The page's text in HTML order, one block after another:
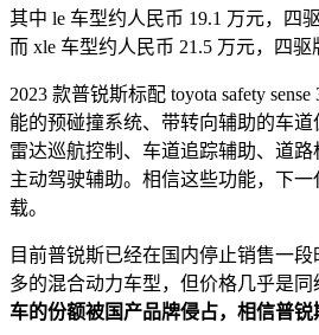
其中 le 车型约人民币 19.1 万元，四
而 xle 车型约人民币 21.5 万元，四驱
2023 款普锐斯标配 toyota safety
能的预碰撞系统、带转向辅助的车
雷达巡航控制、车道追踪辅助、道
主动驾驶辅助。相信这些功能，下
载。
目前普锐斯已经在国内停止销售一
多的混合动力车型，但价格几乎是同
车的份额被国产品牌侵占，相信普锐